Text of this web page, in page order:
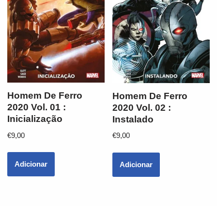
Homem De Ferro
2020 Vol. 01 :
Inicialização
€9,00
Adicionar
Homem De Ferro
2020 Vol. 02 :
Instalado
€9,00
Adicionar